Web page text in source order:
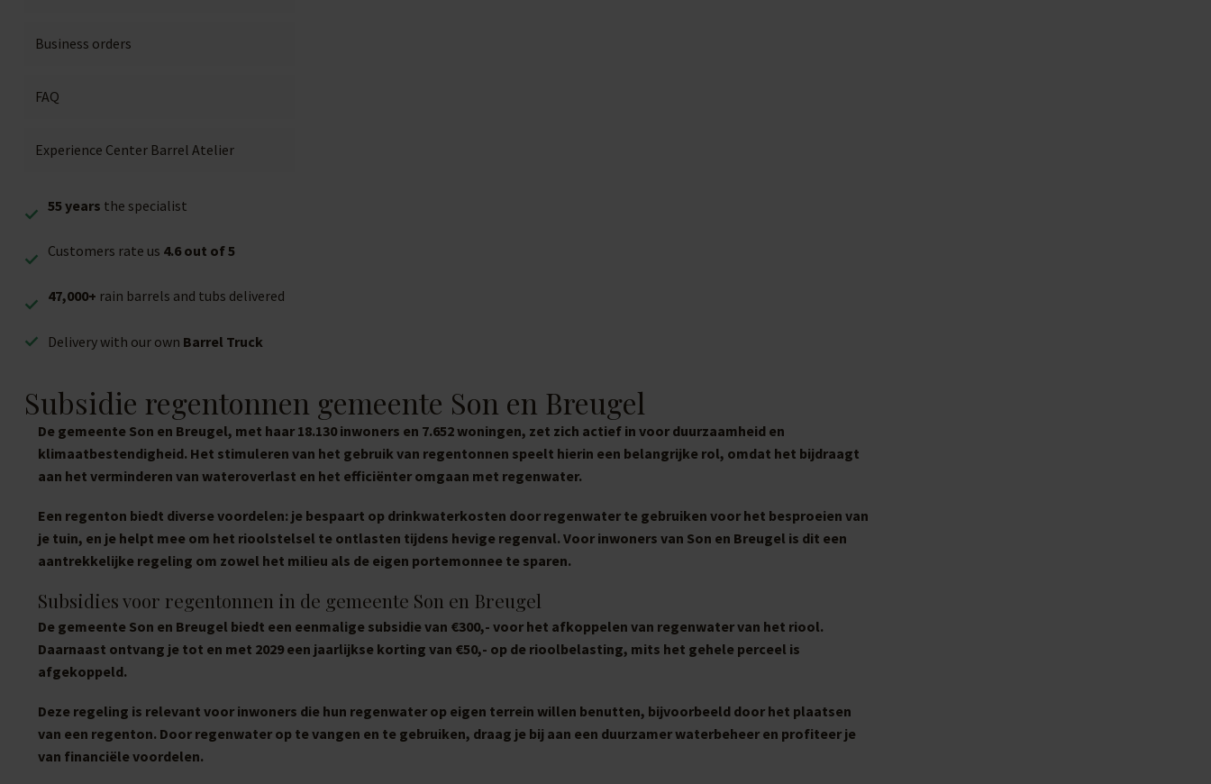
Business orders
FAQ
Experience Center Barrel Atelier
55 years the specialist
Customers rate us 4.6 out of 5
47,000+ rain barrels and tubs delivered
Delivery with our own Barrel Truck
Subsidie regentonnen gemeente Son en Breugel
De gemeente Son en Breugel, met haar 18.130 inwoners en 7.652 woningen, zet zich actief in voor duurzaamheid en
klimaatbestendigheid. Het stimuleren van het gebruik van regentonnen speelt hierin een belangrijke rol, omdat het bijdraagt
aan het verminderen van wateroverlast en het efficiënter omgaan met regenwater.
Een regenton biedt diverse voordelen: je bespaart op drinkwaterkosten door regenwater te gebruiken voor het besproeien van
je tuin, en je helpt mee om het rioolstelsel te ontlasten tijdens hevige regenval. Voor inwoners van Son en Breugel is dit een
aantrekkelijke regeling om zowel het milieu als de eigen portemonnee te sparen.
Subsidies voor regentonnen in de gemeente Son en Breugel
De gemeente Son en Breugel biedt een eenmalige subsidie van €300,- voor het afkoppelen van regenwater van het riool.
Daarnaast ontvang je tot en met 2029 een jaarlijkse korting van €50,- op de rioolbelasting, mits het gehele perceel is
afgekoppeld.
Deze regeling is relevant voor inwoners die hun regenwater op eigen terrein willen benutten, bijvoorbeeld door het plaatsen
van een regenton. Door regenwater op te vangen en te gebruiken, draag je bij aan een duurzamer waterbeheer en profiteer je
van financiële voordelen.